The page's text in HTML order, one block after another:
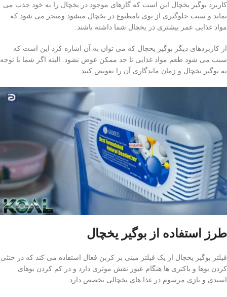
کاربرد بوگیر یخچال این است که گازهای موجود در یخچال را به خود جذب می
نماید و سبب جلوگیری از بوی نامطبوع در یخچال میشود ومنجر می شود که
مواد غذایی عمر بیشتری در یخچال شما داشته باشند.
از کاربردهای دیگر بوگیر یخچال که می توان به آن اشاره کرد این است که
سبب می شود طعم مواد غذایی تا حد ممکن عوض نشود. البته اگر شما با توجه
به بوگیر یخچال و زمان ماندگاری آن را تعویض کنید.
طرز استفاده از بوگیر یخچال
فیلتر بوگیر یخچال از یک فیلتر مبنی بر کربن فعال استفاده می کند که در خنثی
کردن بوها و باکتری ها هنگام عبور نقش موثری دارد و در کم کردن بوهای
اسیدی و بازی مرسوم در غذا های یخچالی تخصص دارد.